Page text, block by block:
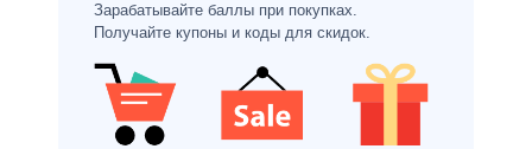
Зарабатывайте баллы при покупках.
Получайте купоны и коды для скидок.